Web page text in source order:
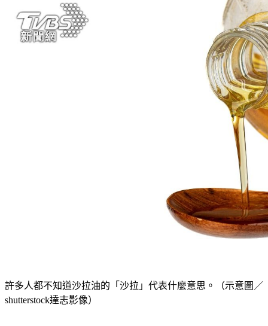
許多人都不知道沙拉油的「沙拉」代表什麼意思。（示意圖／
shutterstock達志影像）